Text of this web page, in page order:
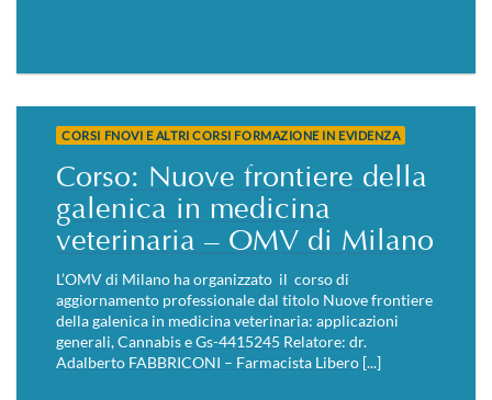
CORSI FNOVI E ALTRI CORSI FORMAZIONE IN EVIDENZA
Corso: Nuove frontiere della
galenica in medicina
veterinaria – OMV di Milano
L’OMV di Milano ha organizzato il corso di
aggiornamento professionale dal titolo Nuove frontiere
della galenica in medicina veterinaria: applicazioni
generali, Cannabis e Gs-4415245 Relatore: dr.
Adalberto FABBRICONI – Farmacista Libero [...]